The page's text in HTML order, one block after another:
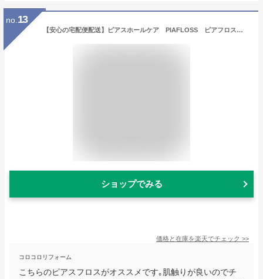
no. 13
【安心の宅配便配送】ピアスホールケア PIAFLOSS ピアフロス ピアスホール専用ケア 和紙フロスとハーブウォータがセットピアスホールをスッキリ☆キレイに！（配送は商品を開封したりしませんので清潔です。）
ショップでみる
価格と在庫を楽天でチェック >>
コロコロリフォーム
こちらのピアスフロスがオススメです｡肌触りが良いのでチ